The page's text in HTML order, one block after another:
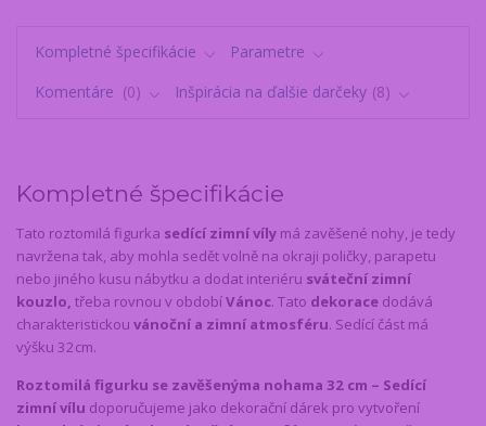
Kompletné špecifikácie
Parametre
Komentáre
0 Inšpirácia na ďalšie darčeky 8
Kompletné špecifikácie
Tato roztomilá figurka sedící zimní víly má zavěšené nohy, je tedy
navržena tak, aby mohla sedět volně na okraji poličky, parapetu
nebo jiného kusu nábytku a dodat interiéru sváteční zimní
kouzlo, třeba rovnou v obdobíVánoc. Tato dekorace dodává
charakteristickou vánoční a zimní atmosféru. Sedící část má
výšku 32cm.
Roztomilá figurku se zavěšenýma nohama 32 cm – Sedící
zimní vílu doporučujeme jako dekorační dárek pro vytvoření